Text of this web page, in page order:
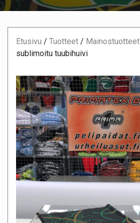
Etusivu / Tuotteet / Mainostuotteet
sublimoitu tuubihuivi